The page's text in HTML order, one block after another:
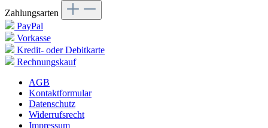
Zahlungsarten
PayPal
Vorkasse
Kredit- oder Debitkarte
Rechnungskauf
AGB
Kontaktformular
Datenschutz
Widerrufsrecht
Impressum